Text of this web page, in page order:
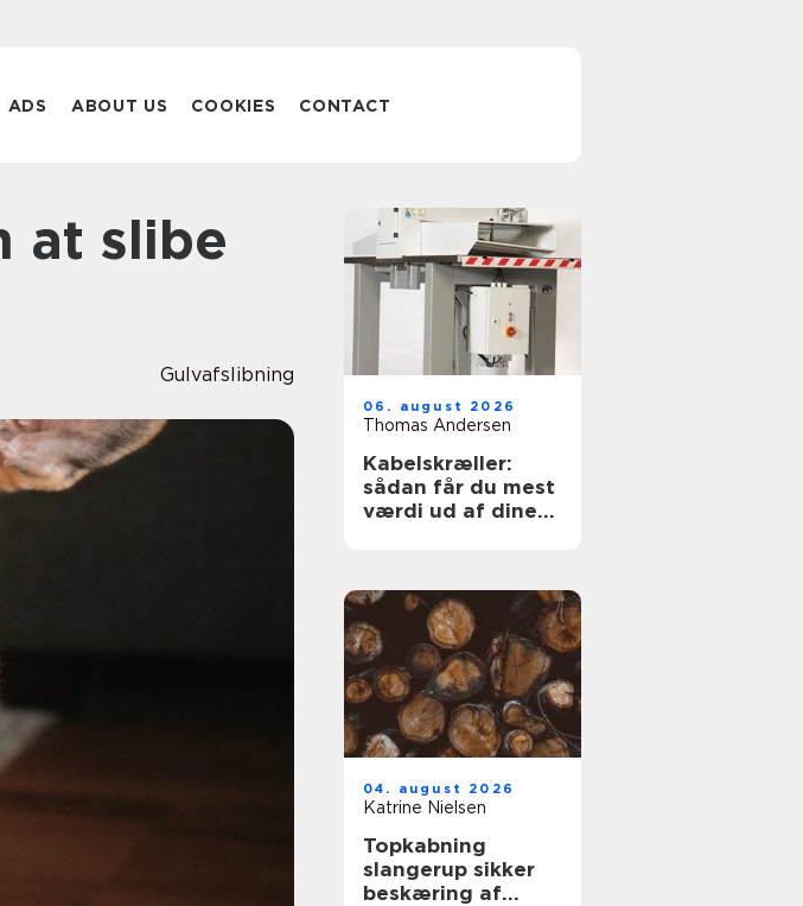
ADS ABOUT US COOKIES CONTACT
Gulvafslibning
06. august 2026
Thomas Andersen
Kabelskræller:
sådan får du mest
værdi ud af dine
04. august 2026
Katrine Nielsen
Topkabning
slangerup sikker
beskæring af